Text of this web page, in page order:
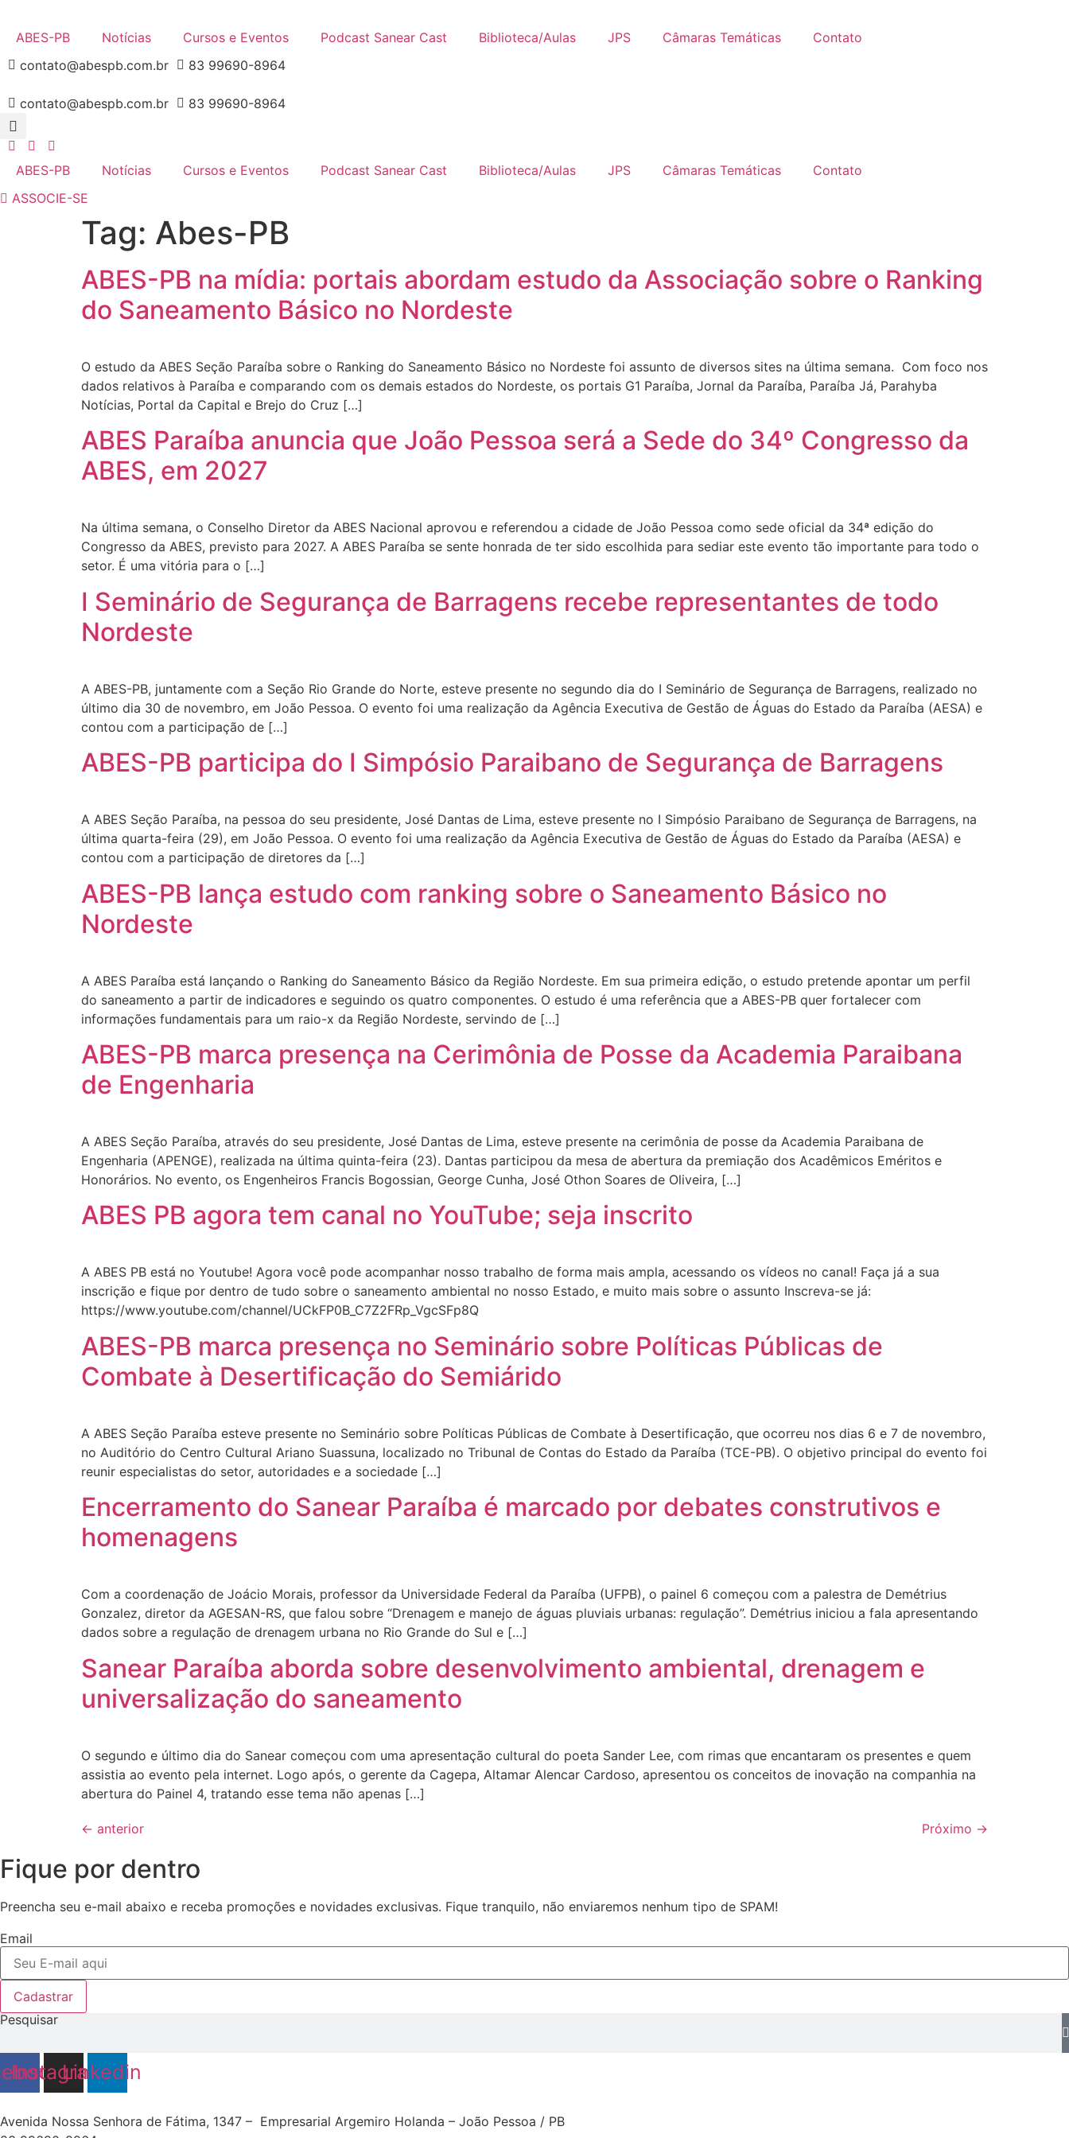
conteúdo
ABES-PB Notícias Cursos e Eventos Podcast Sanear Cast Biblioteca/Aulas JPS Câmaras Temáticas
Contato
contato@abespb.com.br
83 99690-8964
contato@abespb.com.br 83 99690-8964
ABES-PB Notícias Cursos e Eventos Podcast Sanear Cast Biblioteca/Aulas JPS Câmaras Temáticas
Contato
ASSOCIE-SE
Tag: Abes-PB
ABES-PB na mídia: portais abordam estudo da Associação sobre o Ranking
do Saneamento Básico no Nordeste
O estudo da ABES Seção Paraíba sobre o Ranking do Saneamento Básico no Nordeste foi assunto de diversos sites na última semana. Com foco nos
dados relativos à Paraíba e comparando com os demais estados do Nordeste, os portais G1 Paraíba, Jornal da Paraíba, Paraíba Já, Parahyba
Notícias, Portal da Capital e Brejo do Cruz […]
ABES Paraíba anuncia que João Pessoa será a Sede do 34º Congresso da
ABES, em 2027
Na última semana, o Conselho Diretor da ABES Nacional aprovou e referendou a cidade de João Pessoa como sede oficial da 34ª edição do
Congresso da ABES, previsto para 2027. A ABES Paraíba se sente honrada de ter sido escolhida para sediar este evento tão importante para todo o
setor. É uma vitória para o […]
I Seminário de Segurança de Barragens recebe representantes de todo
Nordeste
A ABES-PB, juntamente com a Seção Rio Grande do Norte, esteve presente no segundo dia do I Seminário de Segurança de Barragens, realizado no
último dia 30 de novembro, em João Pessoa. O evento foi uma realização da Agência Executiva de Gestão de Águas do Estado da Paraíba (AESA) e
contou com a participação de […]
ABES-PB participa do I Simpósio Paraibano de Segurança de Barragens
A ABES Seção Paraíba, na pessoa do seu presidente, José Dantas de Lima, esteve presente no I Simpósio Paraibano de Segurança de Barragens, na
última quarta-feira (29), em João Pessoa. O evento foi uma realização da Agência Executiva de Gestão de Águas do Estado da Paraíba (AESA) e
contou com a participação de diretores da […]
ABES-PB lança estudo com ranking sobre o Saneamento Básico no
Nordeste
A ABES Paraíba está lançando o Ranking do Saneamento Básico da Região Nordeste. Em sua primeira edição, o estudo pretende apontar um perfil
do saneamento a partir de indicadores e seguindo os quatro componentes. O estudo é uma referência que a ABES-PB quer fortalecer com
informações fundamentais para um raio-x da Região Nordeste, servindo de […]
ABES-PB marca presença na Cerimônia de Posse da Academia Paraibana
de Engenharia
A ABES Seção Paraíba, através do seu presidente, José Dantas de Lima, esteve presente na cerimônia de posse da Academia Paraibana de
Engenharia (APENGE), realizada na última quinta-feira (23). Dantas participou da mesa de abertura da premiação dos Acadêmicos Eméritos e
Honorários. No evento, os Engenheiros Francis Bogossian, George Cunha, José Othon Soares de Oliveira, […]
ABES PB agora tem canal no YouTube; seja inscrito
A ABES PB está no Youtube! Agora você pode acompanhar nosso trabalho de forma mais ampla, acessando os vídeos no canal! Faça já a sua
inscrição e fique por dentro de tudo sobre o saneamento ambiental no nosso Estado, e muito mais sobre o assunto Inscreva-se já:
https://www.youtube.com/channel/UCkFP0B_C7Z2FRp_VgcSFp8Q
ABES-PB marca presença no Seminário sobre Políticas Públicas de
Combate à Desertificação do Semiárido
A ABES Seção Paraíba esteve presente no Seminário sobre Políticas Públicas de Combate à Desertificação, que ocorreu nos dias 6 e 7 de novembro,
no Auditório do Centro Cultural Ariano Suassuna, localizado no Tribunal de Contas do Estado da Paraíba (TCE-PB). O objetivo principal do evento foi
reunir especialistas do setor, autoridades e a sociedade […]
Encerramento do Sanear Paraíba é marcado por debates construtivos e
homenagens
Com a coordenação de Joácio Morais, professor da Universidade Federal da Paraíba (UFPB), o painel 6 começou com a palestra de Demétrius
Gonzalez, diretor da AGESAN-RS, que falou sobre “Drenagem e manejo de águas pluviais urbanas: regulação”. Demétrius iniciou a fala apresentando
dados sobre a regulação de drenagem urbana no Rio Grande do Sul e […]
Sanear Paraíba aborda sobre desenvolvimento ambiental, drenagem e
universalização do saneamento
O segundo e último dia do Sanear começou com uma apresentação cultural do poeta Sander Lee, com rimas que encantaram os presentes e quem
assistia ao evento pela internet. Logo após, o gerente da Cagepa, Altamar Alencar Cardoso, apresentou os conceitos de inovação na companhia na
abertura do Painel 4, tratando esse tema não apenas […]
← anterior Próximo →
Fique por dentro
Preencha seu e-mail abaixo e receba promoções e novidades exclusivas. Fique tranquilo, não enviaremos nenhum tipo de SPAM!
Email
Cadastrar
Pesquisar
Instagram
Linkedin
Avenida Nossa Senhora de Fátima, 1347 – Empresarial Argemiro Holanda – João Pessoa / PB